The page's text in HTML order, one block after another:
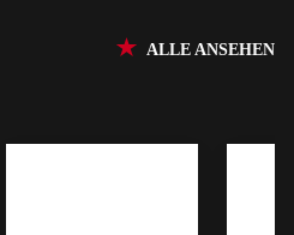
ALLE ANSEHEN